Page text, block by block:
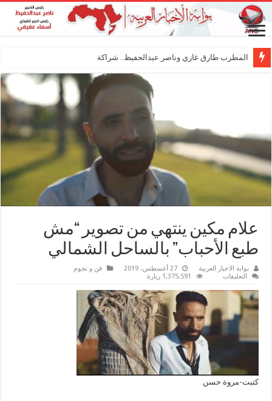
المطرب طارق غازي وناصر عبدالحفيظ.. شراكة فنية ترسم ملام
علام مكين ينتهي من تصوير “مش
طبع الأحباب” بالساحل الشمالي
بوابة الاخبار العربية 27 أغسطس، 2019
فن و نجوم
التعليقات
مكين
من
تصوير
“مش
الأحباب”
بالساحل
الشمالي
مغلقة
1,375,591 زيارة
كتبت-مروة حسن